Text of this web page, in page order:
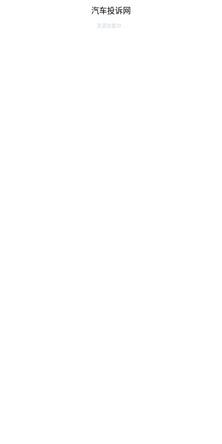
汽车投诉网
资源加载中...